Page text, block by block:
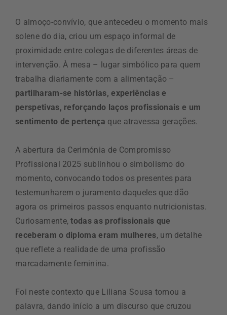
O almoço-convívio, que antecedeu o momento mais
solene do dia, criou um espaço informal de
proximidade entre colegas de diferentes áreas de
intervenção. À mesa – lugar simbólico para quem
trabalha diariamente com a alimentação –
partilharam-se histórias, experiências e
perspetivas, reforçando laços profissionais e um
sentimento de pertença que atravessa gerações.
A abertura da Cerimónia de Compromisso
Profissional 2025 sublinhou o simbolismo do
momento, convocando todos os presentes para
testemunharem o juramento daqueles que dão
agora os primeiros passos enquanto nutricionistas.
Curiosamente,todas as profissionais que
receberam o diploma eram mulheres, um detalhe
que reflete a realidade de uma profissão
marcadamente feminina.
Foi neste contexto que Liliana Sousa tomou a
palavra, dando início a um discurso que cruzou